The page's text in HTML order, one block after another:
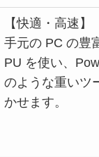
【快適・高速】
手元の PC の豊
PU を使い、
のような重いツ
かせます。